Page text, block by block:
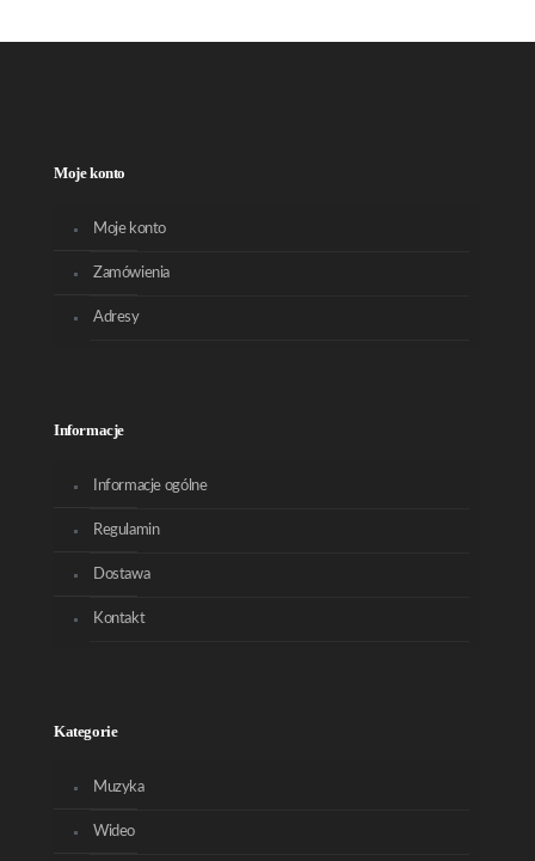
Moje konto
Moje konto
Zamówienia
Adresy
Informacje
Informacje ogólne
Regulamin
Dostawa
Kontakt
Kategorie
Muzyka
Wideo